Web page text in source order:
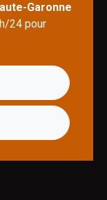
Garonne
24 pour